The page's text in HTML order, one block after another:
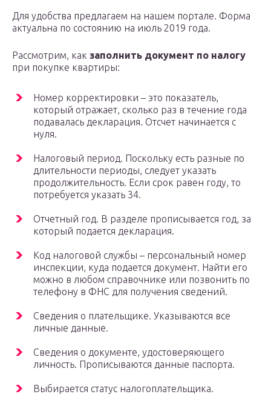
Для удобства предлагаем на нашем портале. Форма
актуальна по состоянию на июль 2019 года.
Рассмотрим, как заполнить документ по налогу
при покупке квартиры:
Номер корректировки – это показатель,
который отражает, сколько раз в течение года
подавалась декларация. Отсчет начинается с
нуля.
Налоговый период. Поскольку есть разные по
длительности периоды, следует указать
продолжительность. Если срок равен году, то
потребуется указать 34.
Отчетный год. В разделе прописывается год, за
который подается декларация.
Код налоговой службы – персональный номер
инспекции, куда подается документ. Найти его
можно в любом справочнике или позвонить по
телефону в ФНС для получения сведений.
Сведения о плательщике. Указываются все
личные данные.
Сведения о документе, удостоверяющего
личность. Прописываются данные паспорта.
Выбирается статус налогоплательщика.